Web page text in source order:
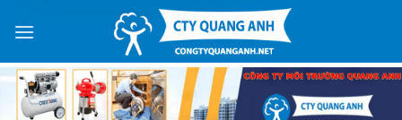
Lê Ngọc Ðiệp
SĐT 0433xxxx435 vừa đăng ký